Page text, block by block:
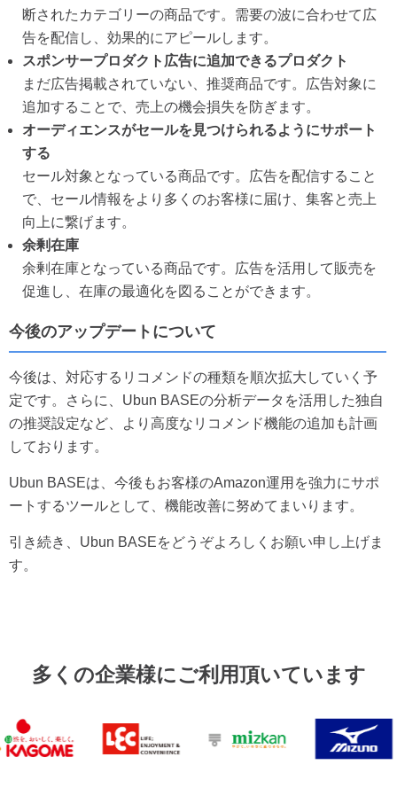
断されたカテゴリーの商品です。需要の波に合わせて広
告を配信し、効果的にアピールします。
スポンサープロダクト広告に追加できるプロダクト
まだ広告掲載されていない、推奨商品です。広告対象に
追加することで、売上の機会損失を防ぎます。
オーディエンスがセールを見つけられるようにサポート
する
セール対象となっている商品です。広告を配信すること
で、セール情報をより多くのお客様に届け、集客と売上
向上に繋げます。
余剰在庫
余剰在庫となっている商品です。広告を活用して販売を
促進し、在庫の最適化を図ることができます。
今後のアップデートについて
今後は、対応するリコメンドの種類を順次拡大していく予
定です。さらに、Ubun BASEの分析データを活用した独自
の推奨設定など、より高度なリコメンド機能の追加も計画
しております。
Ubun BASEは、今後もお客様のAmazon運用を強力にサポ
ートするツールとして、機能改善に努めてまいります。
引き続き、Ubun BASEをどうぞよろしくお願い申し上げま
す。
多くの企業様にご利用頂いています